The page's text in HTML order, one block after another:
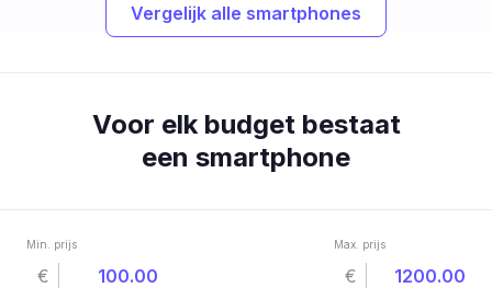
Vergelijk alle smartphones
Voor elk budget bestaat
een smartphone
Min. prijs
€
Max. prijs
€